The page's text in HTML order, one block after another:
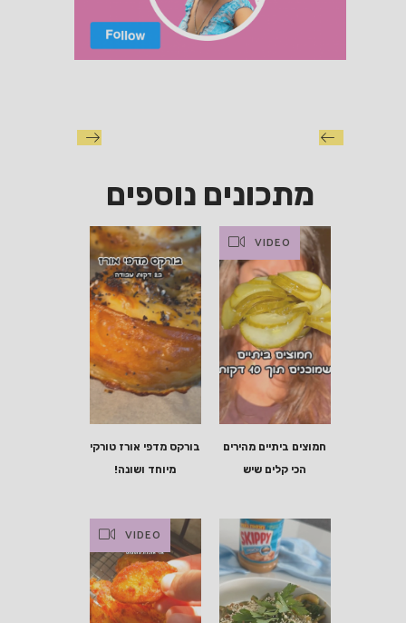
מתכונים נוספים
בורקס מדפי אורז טורקי
מיוחד ושונה!
VIDEO
חמוצים ביתיים מהירים
הכי קלים שיש
VIDEO